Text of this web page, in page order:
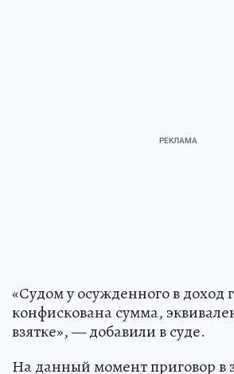
«Судом у осужденного в доход
конфискована сумма,
взятке», — добавили в суде.
На данный момент приговор в